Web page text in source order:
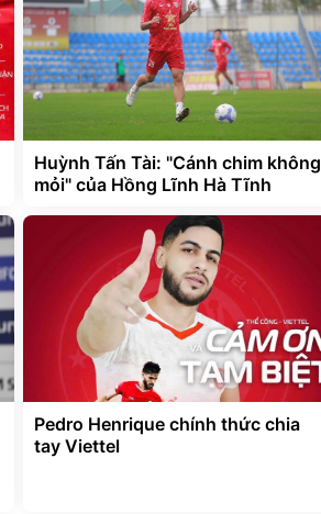
Huỳnh Tấn Tài: "Cánh chim không
mỏi" của Hồng Lĩnh Hà Tĩnh
Pedro Henrique chính thức chia
tay Viettel